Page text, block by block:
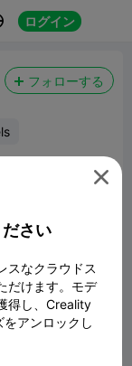
ログイン
フォローする
print

さい
スなクラウドス
だけます。モデ
得し、Creality
アンロックし